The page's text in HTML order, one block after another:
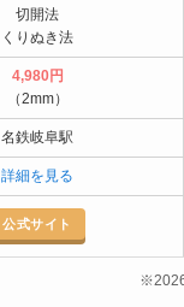
切開法
くりぬき法
4,980円
（2mm）
名鉄岐阜駅
詳細を見る
公式サイト
※2026